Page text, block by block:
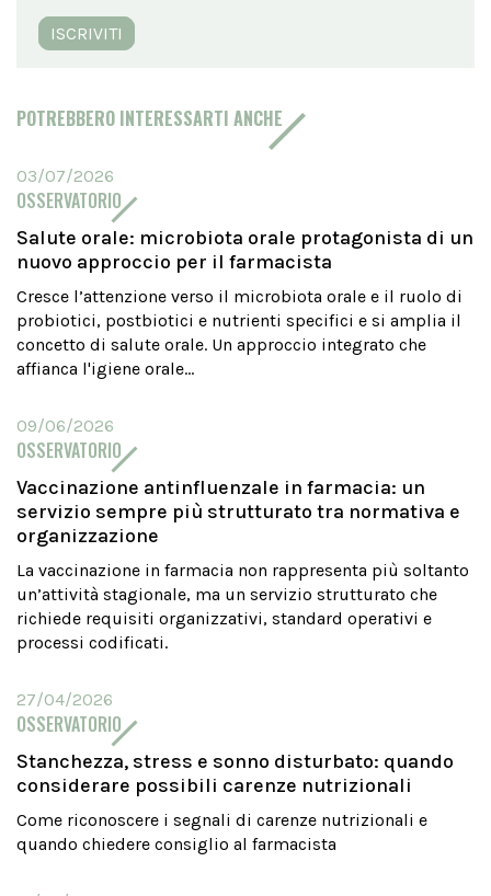
ISCRIVITI
POTREBBERO INTERESSARTI ANCHE
03/07/2026
OSSERVATORIO
Salute orale: microbiota orale protagonista di un
nuovo approccio per il farmacista
Cresce l’attenzione verso il microbiota orale e il ruolo di
probiotici, postbiotici e nutrienti specifici e si amplia il
concetto di salute orale. Un approccio integrato che
affianca l'igiene orale...
09/06/2026
OSSERVATORIO
Vaccinazione antinfluenzale in farmacia: un
servizio sempre più strutturato tra normativa e
organizzazione
La vaccinazione in farmacia non rappresenta più soltanto
un’attività stagionale, ma un servizio strutturato che
richiede requisiti organizzativi, standard operativi e
processi codificati.
27/04/2026
OSSERVATORIO
Stanchezza, stress e sonno disturbato: quando
considerare possibili carenze nutrizionali
Come riconoscere i segnali di carenze nutrizionali e
quando chiedere consiglio al farmacista